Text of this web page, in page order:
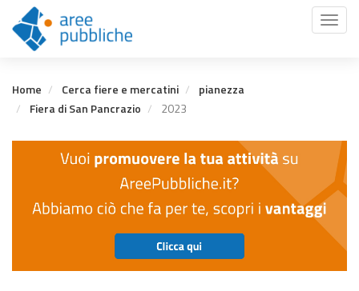
contenuto
principale
Toggle
Home Cerca fiere e mercatini
pianezza
Fiera di San Pancrazio
2023